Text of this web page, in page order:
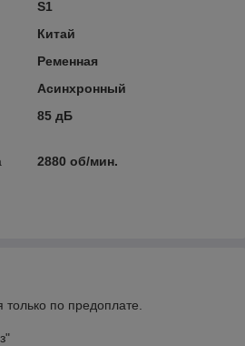
S1
Китай
Ременная
Асинхронный
85 дБ
2880 об/мин.
только по предоплате.